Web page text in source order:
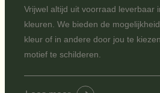
Vrijwel altijd uit voorraad leverbaar
kleuren. We bieden de
kleur of in andere door jou te
motief te schilderen.